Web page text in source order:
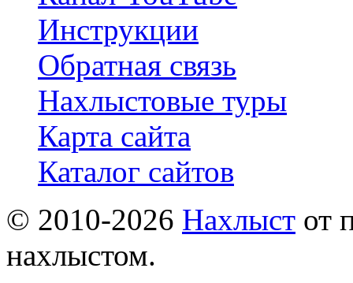
Инструкции
Обратная связь
Нахлыстовые туры
Карта сайта
Каталог сайтов
© 2010-2026 Нахлыст от
нахлыстом.